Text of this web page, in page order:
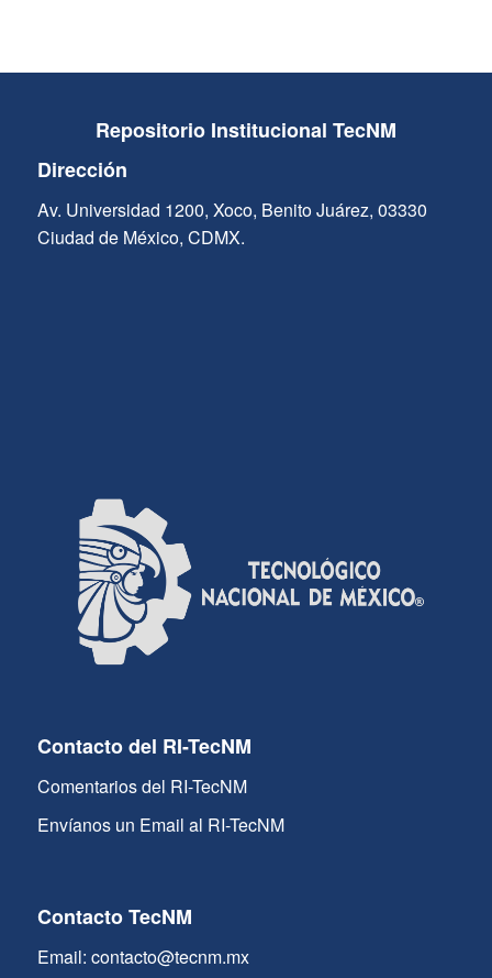
Repositorio Institucional TecNM
Dirección
Av. Universidad 1200, Xoco, Benito Juárez, 03330
Ciudad de México, CDMX.
Contacto del RI-TecNM
Comentarios del RI-TecNM
Envíanos un Email al RI-TecNM
Contacto TecNM
Email: contacto@tecnm.mx